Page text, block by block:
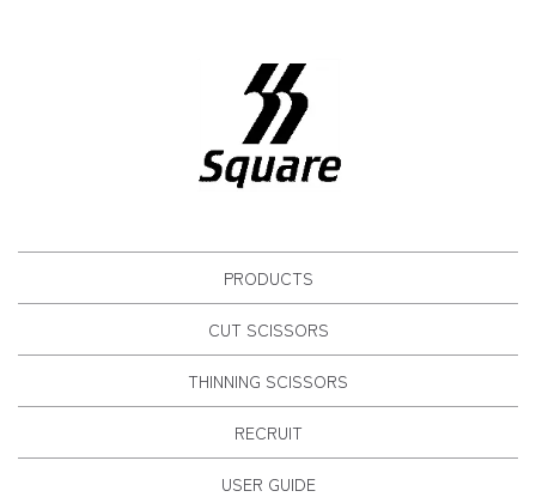
PRODUCTS
CUT SCISSORS
THINNING SCISSORS
RECRUIT
USER GUIDE